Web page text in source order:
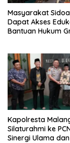
Masyarakat
Dapat Akses
Bantuan Hukum
Kapolresta
Silaturahmi ke
Sinergi Ulama